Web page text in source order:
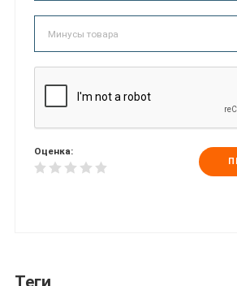
Оценка:
Теги